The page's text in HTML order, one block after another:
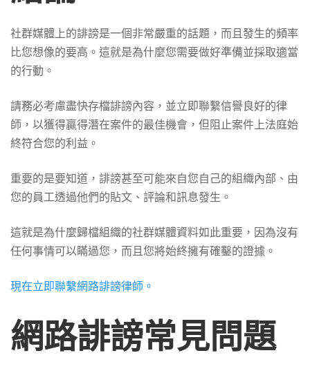
社群媒體上的誹謗是一個非常嚴重的話題，而且發生的頻率
比您想像的要高。這就是為什麼您需要做好準備並採取適當
的行動。
請務必考慮盡快存檔誹謗內容，並立即聯繫信譽良好的律
師，以獲得贏得潛在案件的最佳機會，但阻止案件上法庭始
終符合您的利益。
重要的是要知道，誹謗甚至可能來自您自己的組織內部、由
您的員工透過他們的貼文、評論和訊息發生。
這就是為什麼歸檔組織的社群媒體資料如此重要，因為沒有
任何事情可以瞞過您，而且您將始終擁有確鑿的證據。
現在立即聯繫網路誹謗律師。
網路誹謗常見問題